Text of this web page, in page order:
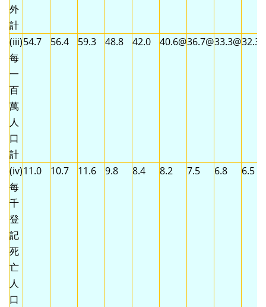
外
計
(iii)
每
一
百
萬
人
口
計
54.7 56.4 59.3 48.8 42.0 40.6@36.7@33.3@
(iv)
每
千
登
記
死
亡
人
口
11.0 10.7 11.6 9.8 8.4 8.2 7.5 6.8 6.5